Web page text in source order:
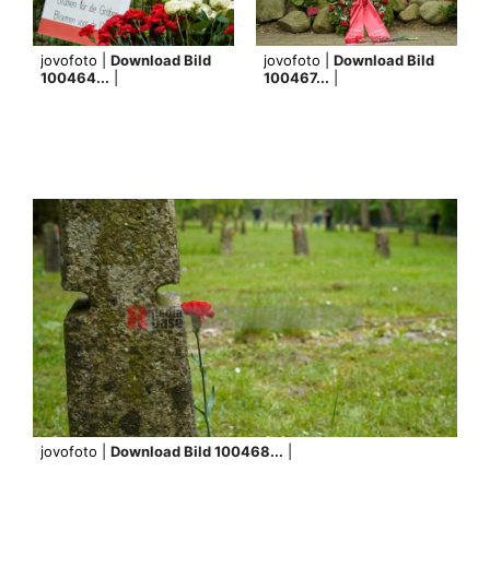
jovofoto | Download Bild
100464...
jovofoto | Download Bild
100467...
jovofoto | Download Bild 100468...